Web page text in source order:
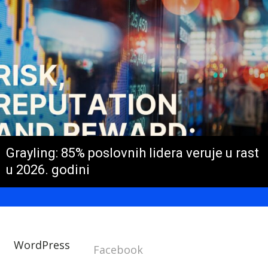
Grayling: 85% poslovnih lidera veruje u rast
u 2026. godini
WordPress Facebook